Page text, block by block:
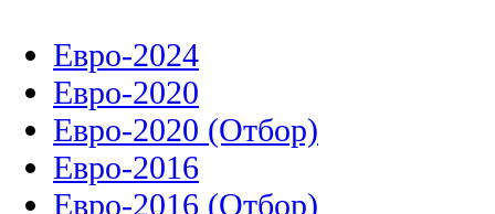
Евро-2024
Евро-2020
Евро-2020 (Отбор)
Евро-2016
Евро-2016 (Отбор)